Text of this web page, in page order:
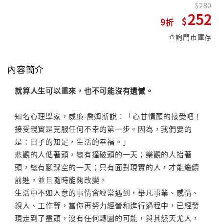
9
280
252
查詢門市庫存
內容簡介
就算人生可以重來，也不可能沒有遺憾。
知名心理學家，威廉‧詹姆斯說：「心甘情願的接受吧！
接受現實是克服任何不幸的第一步。因為，我們要的
是：日子的知足，生活的幸福。」
悲觀的人低著頭，總有撞破頭的一天；樂觀的人抬著
頭，總有腳踩空的一天；只有面對現實的人，才能繼續
前進，並且隨時能夠改變。
生活中不如人意的事情會經常遇到，舉凡事業、感情、
親人、工作等，當你再努力經營和進行過程中，已經發
現走到了盡頭，沒有任何轉圜的可能，與其怨天尤人，